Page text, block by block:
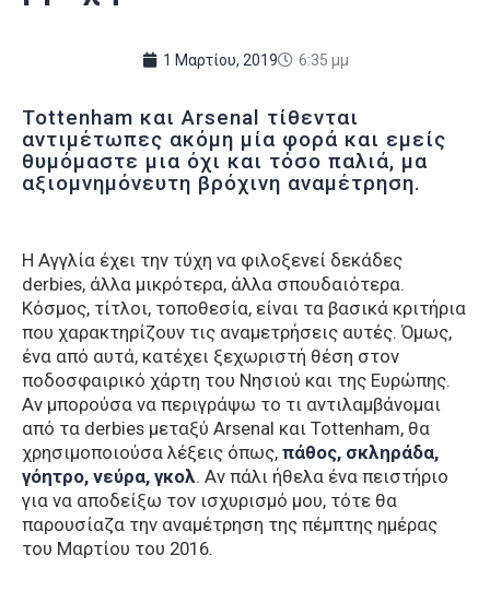
1 Μαρτίου, 2019 6:35 μμ
Tottenham και Arsenal τίθενται
αντιμέτωπες ακόμη μία φορά και εμείς
θυμόμαστε μια όχι και τόσο παλιά, μα
αξιομνημόνευτη βρόχινη αναμέτρηση.
Η Αγγλία έχει την τύχη να φιλοξενεί δεκάδες
derbies, άλλα μικρότερα, άλλα σπουδαιότερα.
Κόσμος, τίτλοι, τοποθεσία, είναι τα βασικά κριτήρια
που χαρακτηρίζουν τις αναμετρήσεις αυτές. Όμως,
ένα από αυτά, κατέχει ξεχωριστή θέση στον
ποδοσφαιρικό χάρτη του Νησιού και της Ευρώπης.
Αν μπορούσα να περιγράψω το τι αντιλαμβάνομαι
από τα derbies μεταξύ Arsenal και Tottenham, θα
χρησιμοποιούσα λέξεις όπως, πάθος, σκληράδα,
γόητρο, νεύρα, γκολ. Αν πάλι ήθελα ένα πειστήριο
για να αποδείξω τον ισχυρισμό μου, τότε θα
παρουσίαζα την αναμέτρηση της πέμπτης ημέρας
του Μαρτίου του 2016.